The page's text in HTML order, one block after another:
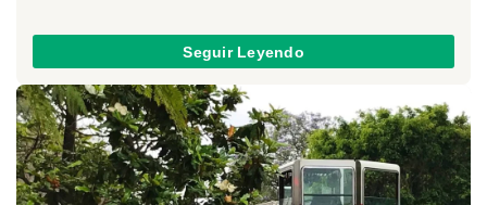
Seguir Leyendo